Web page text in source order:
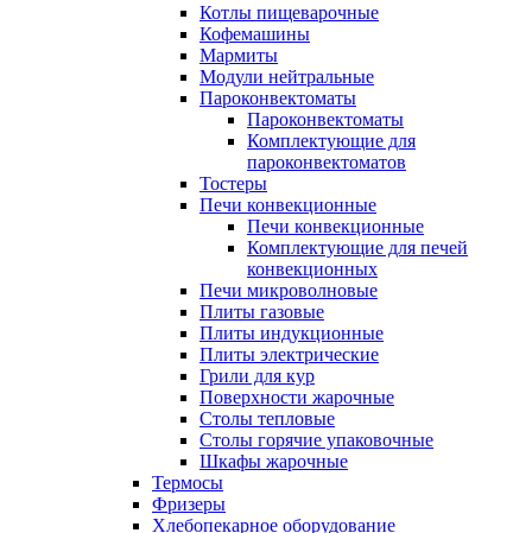
Котлы пищеварочные
Кофемашины
Мармиты
Модули нейтральные
Пароконвектоматы
Пароконвектоматы
Комплектующие для
пароконвектоматов
Тостеры
Печи конвекционные
Печи конвекционные
Комплектующие для печей
конвекционных
Печи микроволновые
Плиты газовые
Плиты индукционные
Плиты электрические
Грили для кур
Поверхности жарочные
Столы тепловые
Столы горячие упаковочные
Шкафы жарочные
Термосы
Фризеры
Хлебопекарное оборудование